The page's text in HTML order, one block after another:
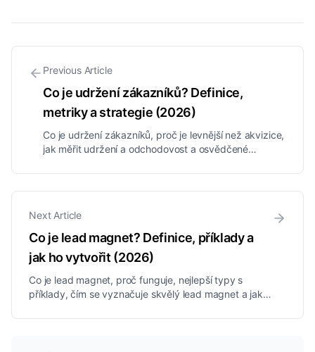
Previous Article
Co je udržení zákazníků? Definice,
metriky a strategie (2026)
Co je udržení zákazníků, proč je levnější než akvizice,
jak měřit udržení a odchodovost a osvědčené
jednoduše.
Next Article
Co je lead magnet? Definice, příklady a
jak ho vytvořit (2026)
Co je lead magnet, proč funguje, nejlepší typy s
příklady, čím se vyznačuje skvělý lead magnet a jak
leady.